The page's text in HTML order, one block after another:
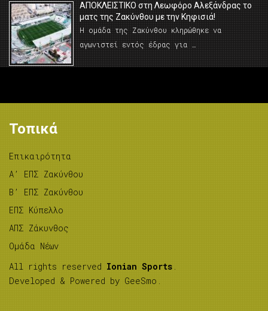
AΠΟΚΛΕΙΣΤΙΚΟ στη Λεωφόρο Αλεξάνδρας το
ματς της Ζακύνθου με την Κηφισιά!
Η ομάδα της Ζακύνθου κληρώθηκε να
αγωνιστεί εντός έδρας για …
Τοπικά
Επικαιρότητα
A’ ΕΠΣ Ζακύνθου
B’ ΕΠΣ Ζακύνθου
ΕΠΣ Κύπελλο
ΑΠΣ Ζάκυνθος
Ομάδα Νέων
All rights reserved Ionian Sports .
Developed & Powered by GeeSmo .